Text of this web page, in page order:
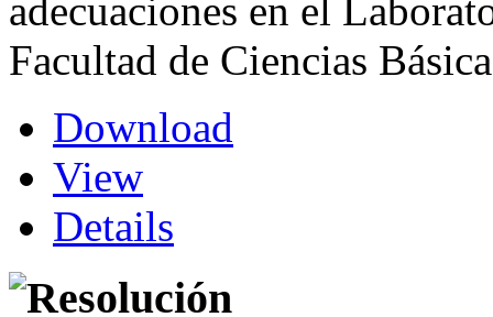
adecuaciones en el
Facultad de Ciencias
Download
View
Details